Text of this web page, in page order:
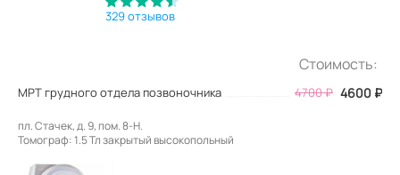
329 отзывов
Стоимость:
МРТ грудного отдела позвоночника 4700₽ 4600 ₽
пл. Стачек, д. 9, пом. 8-Н.
Томограф: 1.5 Тл закрытый высокопольный